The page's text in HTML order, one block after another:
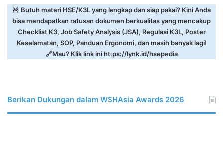
🚧 Butuh materi HSE/K3L yang lengkap dan siap pakai? Kini Anda
bisa mendapatkan ratusan dokumen berkualitas yang mencakup
Checklist K3, Job Safety Analysis (JSA), Regulasi K3L, Poster
Keselamatan, SOP, Panduan Ergonomi, dan masih banyak lagi!
🔗Mau? Klik link inihttps://lynk.id/hsepedia
Berikan Dukungan dalam WSHAsia Awards 2026